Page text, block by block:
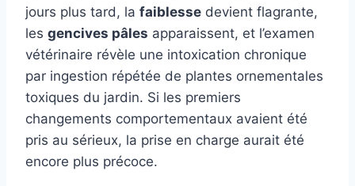
jours plus tard, la faiblesse devient flagrante,
les gencives pâles apparaissent, et l’examen
vétérinaire révèle une intoxication chronique
par ingestion répétée de plantes ornementales
toxiques du jardin. Si les premiers
changements comportementaux avaient été
pris au sérieux, la prise en charge aurait été
encore plus précoce.